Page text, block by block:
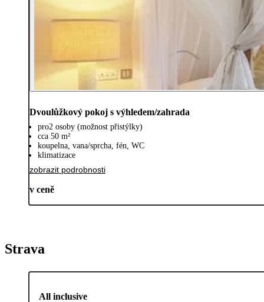
Dvoulůžkový pokoj s výhledem/zahrada
pro2 osoby (možnost přistýlky)
cca 50 m²
koupelna, vana/sprcha, fén, WC
klimatizace
zobrazit podrobnosti
v ceně
Strava
All inclusive